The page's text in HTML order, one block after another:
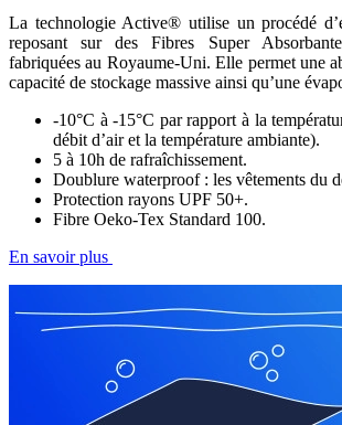
La technologie Active® utilise un procédé
reposant sur des Fibres Super
fabriquées au Royaume-Uni. Elle permet une
capacité de stockage massive ainsi qu’une
-10°C à -15°C par rapport à la
débit d’air et la température ambiante).
5 à 10h de rafraîchissement.
Doublure waterproof : les vêtements du
Protection rayons UPF 50+.
Fibre Oeko-Tex Standard 100.
En savoir plus